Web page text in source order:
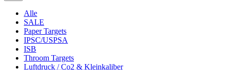
Alle
SALE
Paper Targets
IPSC/USPSA
ISB
Throom Targets
Luftdruck / Co2 & Kleinkaliber